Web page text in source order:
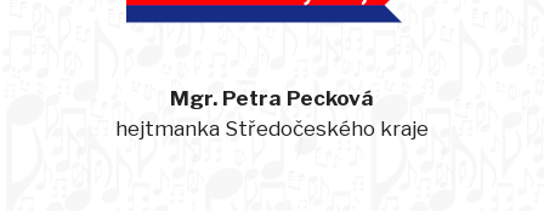
Mgr. Petra Pecková
hejtmanka Středočeského kraje